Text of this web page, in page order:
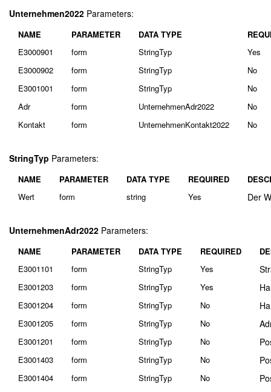
Unternehmen2022 Parameters:
NAME PARAMETER DATA TYPE
E3000901
form StringTyp
Yes
E3000902
form StringTyp
No
E3001001
form StringTyp
No
Adr
form UnternehmenAdr2022
No
Kontakt
form UnternehmenKontakt2022 No
StringTyp Parameters:
NAME PARAMETER DATA TYPE REQUIRED
Wert
form string Yes Der
UnternehmenAdr2022 Parameters:
NAME PARAMETER DATA TYPE REQUIRED
E3001101
form StringTyp Yes
E3001203 form StringTyp Yes
E3001204 form StringTyp No
E3001205 form StringTyp No
E3001201 form StringTyp No
E3001403 form StringTyp No
E3001404 form StringTyp No